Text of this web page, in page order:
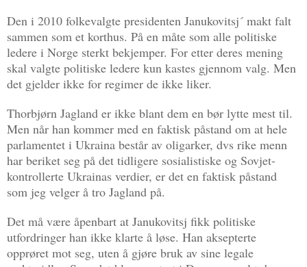
Den i 2010 folkevalgte presidenten Janukovitsj´ makt falt
sammen som et korthus. På en måte som alle politiske
ledere i Norge sterkt bekjemper. For etter deres mening
skal valgte politiske ledere kun kastes gjennom valg. Men
det gjelder ikke for regimer de ikke liker.
Thorbjørn Jagland er ikke blant dem en bør lytte mest til.
Men når han kommer med en faktisk påstand om at hele
parlamentet i Ukraina består av oligarker, dvs rike menn
har beriket seg på det tidligere sosialistiske og Sovjet-
kontrollerte Ukrainas verdier, er det en faktisk påstand
som jeg velger å tro Jagland på.
Det må være åpenbart at Janukovitsj fikk politiske
utfordringer han ikke klarte å løse. Han aksepterte
opprøret mot seg, uten å gjøre bruk av sine legale